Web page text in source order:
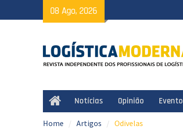
to
08 Ago, 2026
HomeNotícias Opinião
Home Artigos Odivelas